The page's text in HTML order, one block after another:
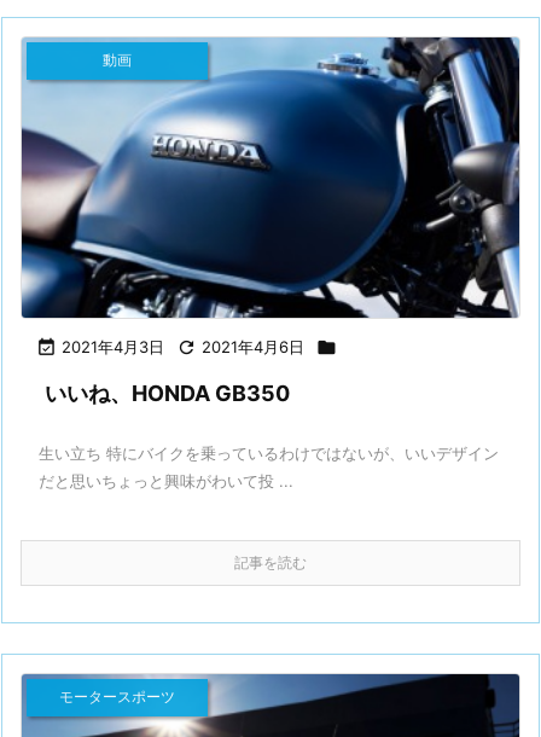
 2021年4月3日  2021年4月6日 
動画
いいね、HONDA GB350
生い立ち 特にバイクを乗っているわけではないが、いいデザイン
だと思いちょっと興味がわいて投 ...
記事を読む
モータースポーツ